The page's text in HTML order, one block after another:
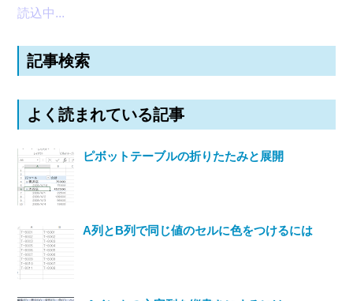
読込中...
記事検索
よく読まれている記事
ピボットテーブルの折りたたみと展開
A列とB列で同じ値のセルに色をつけるには